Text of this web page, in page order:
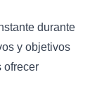
durante
y objetivos
ofrecer